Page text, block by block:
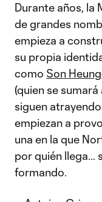
Durante años, la
de grandes
empieza a
su propia
como Son
(quien se
siguen
empiezan a
una en la que
por quién llega…
formando.